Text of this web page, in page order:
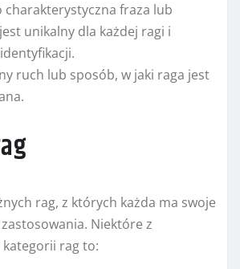
charakterystyczna fraza lub
unikalny dla każdej ragi i
ruch lub sposób, w jaki raga jest
rag, z których każda ma swoje
Niektóre z
rag to: